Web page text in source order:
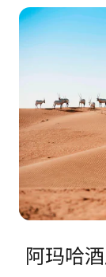
阿玛哈